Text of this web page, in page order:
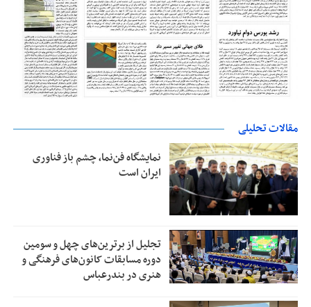
مقالات تحلیلی
نمایشگاه فن‌نما، چشم باز فناوری
ایران است
تجلیل از بر‌ترین‌های چهل و سومین
دوره مسابقات کانون‌های فرهنگی و
هنری در بندرعباس